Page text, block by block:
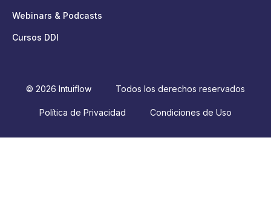
Webinars & Podcasts
Cursos DDI
© 2026 Intuiflow Todos los derechos reservados
Política de Privacidad Condiciones de Uso